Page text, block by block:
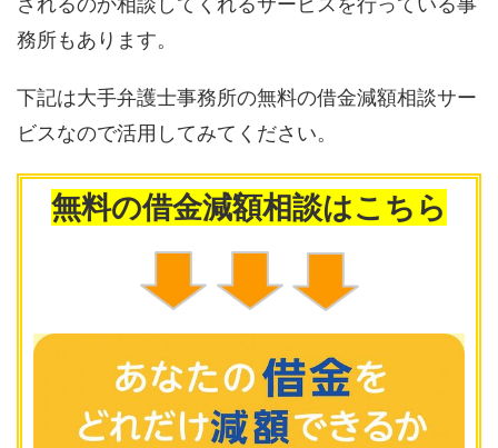
務所もあります。
下記は大手弁護士事務所の無料の借金減額相談サー
ビスなので活用してみてください。
無料の借金減額相談はこちら